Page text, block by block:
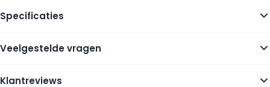
Specificaties
Veelgestelde vragen
Klantreviews